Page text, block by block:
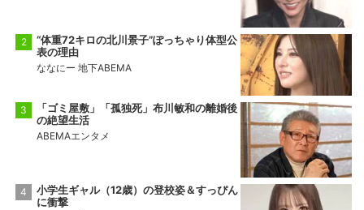
“体重72キロの北川景子”ぽっちゃり体型公
表の理由
ななにー 地下ABEMA
「ゴミ屋敷」「孤独死」布川敏和の離婚後
の絶望生活
ABEMAエンタメ
小学生ギャル（12歳）の登校姿＆すっぴん
に衝撃